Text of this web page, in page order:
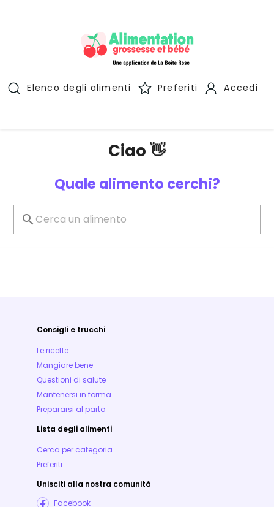
Elenco degli alimenti Preferiti Accedi
Ciao 👋
Quale alimento cerchi?
Consigli e trucchi
Le ricette
Mangiare bene
Questioni di salute
Mantenersi in forma
Prepararsi al parto
Lista degli alimenti
Cerca per categoria
Preferiti
Unisciti alla nostra comunità
Facebook